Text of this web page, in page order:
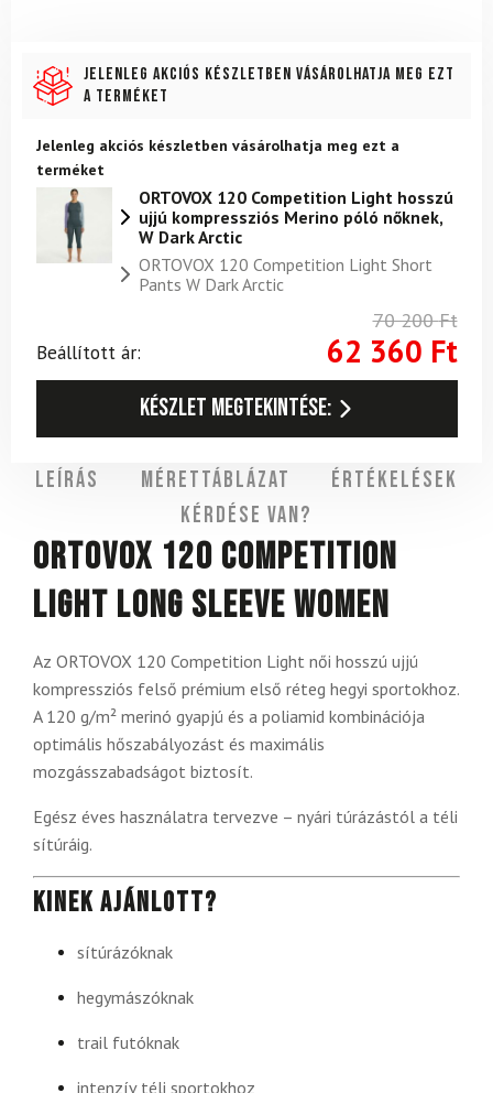
Jelenleg akciós készletben vásárolhatja meg ezt
a terméket
Jelenleg akciós készletben vásárolhatja meg ezt a
terméket
ORTOVOX 120 Competition Light hosszú
ujjú kompressziós Merino póló nőknek,
W Dark Arctic
ORTOVOX 120 Competition Light Short
Pants W Dark Arctic
70 200Ft
Beállított ár:
62 360 Ft
Készlet megtekintése:
Leírás Mérettáblázat
Értékelések
Kérdése van?
Ortovox 120 Competition
Light Long Sleeve Women
Az ORTOVOX 120 Competition Light női hosszú ujjú
kompressziós felső prémium első réteg hegyi sportokhoz.
A 120 g/m² merinó gyapjú és a poliamid kombinációja
optimális hőszabályozást és maximális
mozgásszabadságot biztosít.
Egész éves használatra tervezve – nyári túrázástól a téli
sítúráig.
Kinek ajánlott?
sítúrázóknak
hegymászóknak
trail futóknak
intenzív téli sportokhoz